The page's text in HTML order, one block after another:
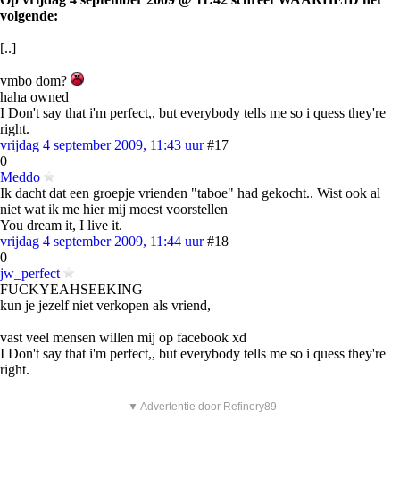
volgende:
[..]
vmbo dom?
haha owned
I Don't say that i'm perfect,, but everybody tells me so i quess they're
right.
vrijdag 4 september 2009, 11:43 uur #17
0
Meddo
Ik dacht dat een groepje vrienden "taboe" had gekocht.. Wist ook al
niet wat ik me hier mij moest voorstellen
You dream it, I live it.
vrijdag 4 september 2009, 11:44 uur #18
0
jw_perfect
FUCKYEAHSEEKING
kun je jezelf niet verkopen als vriend,
vast veel mensen willen mij op facebook xd
I Don't say that i'm perfect,, but everybody tells me so i quess they're
right.
▼ Advertentie door Refinery89